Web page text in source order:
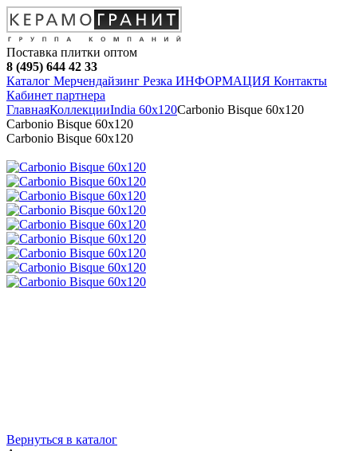
Поставка плитки оптом
8 (495) 644 42 33
Каталог Мерчендайзинг Резка ИНФОРМАЦИЯ Контакты
Кабинет партнера
ГлавнаяКоллекцииIndia 60х120Carbonio Bisque 60х120
Carbonio Bisque 60х120
Carbonio Bisque 60х120
Вернуться в каталог